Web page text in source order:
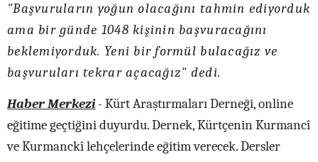
"Başvuruların yoğun olacağını tahmin ediyorduk
ama bir günde 1048 kişinin başvuracağını
beklemiyorduk. Yeni bir formül bulacağız ve
başvuruları tekrar açacağız" dedi.
Haber Merkezi-Kürt Araştırmaları Derneği, online
eğitime geçtiğini duyurdu. Dernek, Kürtçenin Kurmancî
ve Kurmanckî lehçelerinde eğitim verecek. Dersler